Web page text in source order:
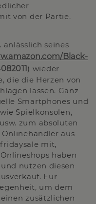
von der Partie.
seines
Black-
) wieder
die die Herzen von
lassen. Ganz
Smartphones und
Spielkonsolen,
zum absoluten
aus
mit,
haben
nutzen diesen
Für
um dem
zusätzlichen